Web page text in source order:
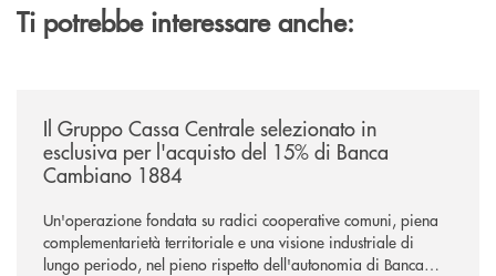
Ti potrebbe interessare anche:
Il Gruppo Cassa Centrale selezionato in
esclusiva per l'acquisto del 15% di Banca
Cambiano 1884
Un'operazione fondata su radici cooperative comuni, piena
complementarietà territoriale e una visione industriale di
lungo periodo, nel pieno rispetto dell'autonomia di Banca